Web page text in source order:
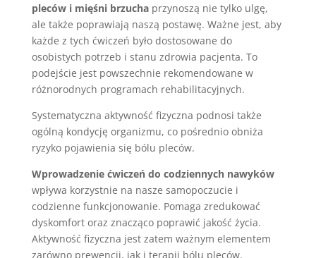
pleców i mięśni brzuchaprzynoszą nie tylko ulgę,
ale także poprawiają naszą postawę. Ważne jest, aby
każde z tych ćwiczeń było dostosowane do
osobistych potrzeb i stanu zdrowia pacjenta. To
podejście jest powszechnie rekomendowane w
różnorodnych programach rehabilitacyjnych.
Systematyczna aktywność fizyczna podnosi także
ogólną kondycję organizmu, co pośrednio obniża
ryzyko pojawienia się bólu pleców.
Wprowadzenie ćwiczeń do codziennych nawyków
wpływa korzystnie na nasze samopoczucie i
codzienne funkcjonowanie. Pomaga zredukować
dyskomfort oraz znacząco poprawić jakość życia.
Aktywność fizyczna jest zatem ważnym elementem
zarówno prewencji, jak i terapii bólu pleców.